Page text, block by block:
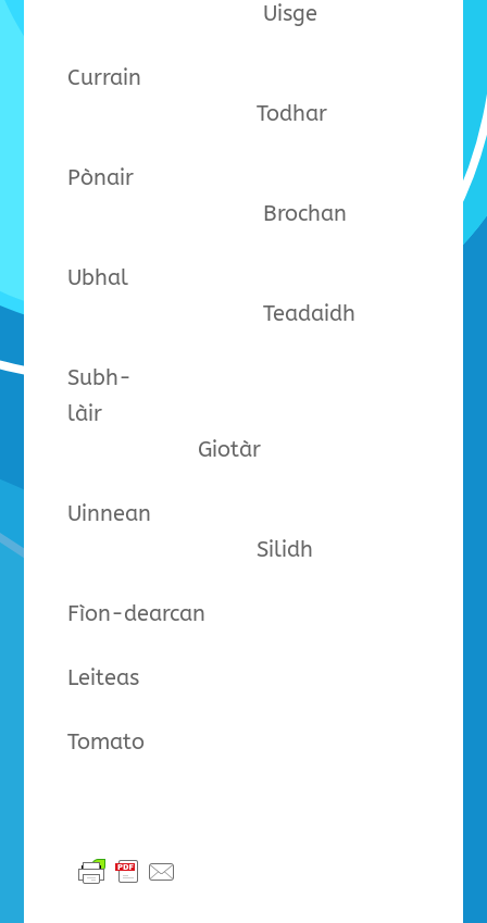
Uisge
Currain
Todhar
Pònair
Brochan
Ubhal
Teadaidh
Subh-
làir
Giotàr
Uinnean
Silidh
Fìon-dearcan
Leiteas
Tomato